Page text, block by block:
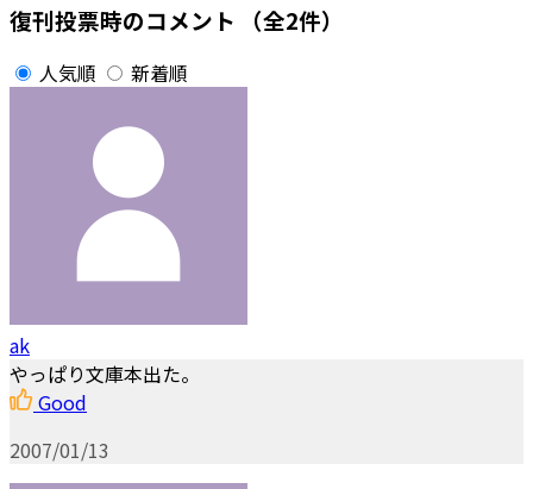
復刊投票時のコメント （全2件）
人気順 新着順
ak
やっぱり文庫本出た。
Good
2007/01/13